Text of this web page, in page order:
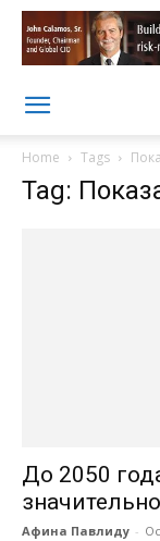
Home Tags
Tag:
До 2050
Афина Павлиду -